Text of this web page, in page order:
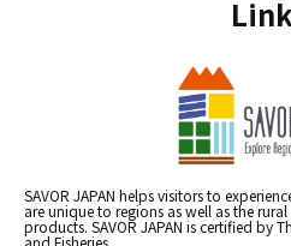
SAVOR JAPAN helps visitors to
are unique to regions as well as the
products. SAVOR JAPAN is certified by
and Fisheries.